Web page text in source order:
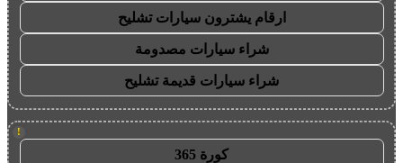
ارقام يشترون سيارات تشليح
شراء سيارات مصدومة
شراء سيارات قديمة تشليح
!
كورة 365